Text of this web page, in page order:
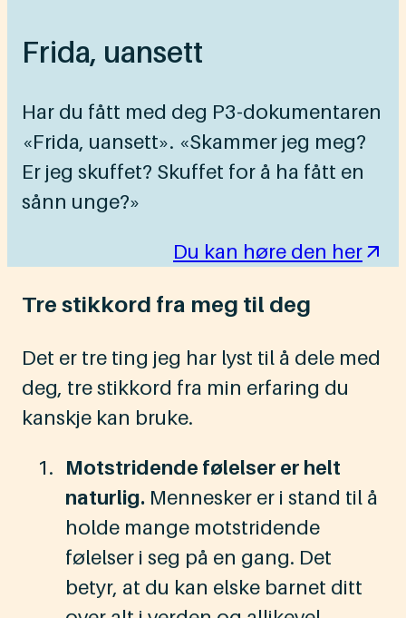
Frida, uansett
Har du fått med deg P3-dokumentaren
«Frida, uansett». «Skammer jeg meg?
Er jeg skuffet? Skuffet for å ha fått en
sånn unge?»
Du kan høre den her
Tre stikkord fra meg til deg
Det er tre ting jeg har lyst til å dele med
deg, tre stikkord fra min erfaring du
kanskje kan bruke.
Motstridende følelser er helt
naturlig. Mennesker er i stand til å
holde mange motstridende
følelser i seg på en gang. Det
betyr, at du kan elske barnet ditt